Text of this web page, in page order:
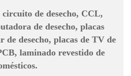
de desecho, CCL,
de desecho, placas
de desecho, placas de TV de
laminado revestido de